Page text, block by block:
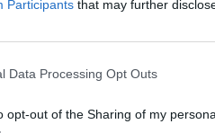
Participants that may further
Data Processing Opt Outs
opt-out of the Sharing of my